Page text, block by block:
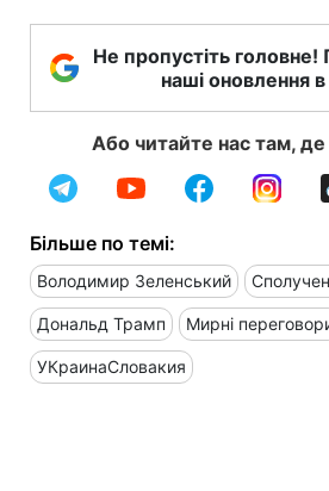
Не пропустіть головне!
наші оновлення
Або читайте нас там,
Більше по темі:
Володимир Зеленський
Дональд Трамп Мирні
УКраинаСловакия